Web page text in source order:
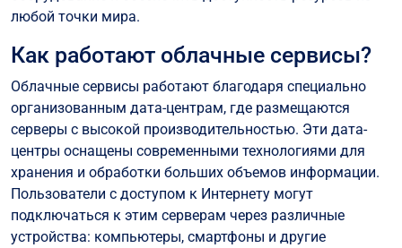
любой точки мира.
Как работают облачные сервисы?
Облачные сервисы работают благодаря специально
организованным дата-центрам, где размещаются
серверы с высокой производительностью. Эти дата-
центры оснащены современными технологиями для
хранения и обработки больших объемов информации.
Пользователи с доступом к Интернету могут
подключаться к этим серверам через различные
устройства: компьютеры, смартфоны и другие